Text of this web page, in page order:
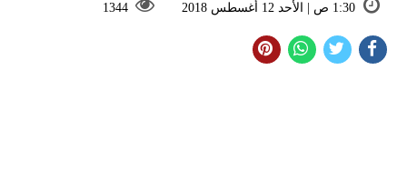
1:30 ص | الأحد 12 أغسطس 2018 1344